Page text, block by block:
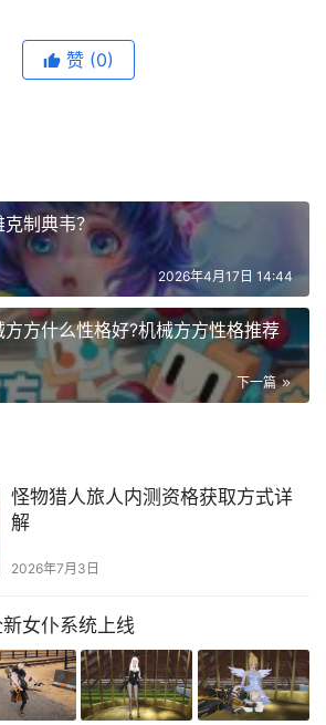
赞 (0)
克制典韦？
2026年4月17日 14:44
方什么性格好?机械方方性格推荐
下一篇
怪物猎人旅人内测资格获取方式详
解
2026年7月3日
女仆系统上线